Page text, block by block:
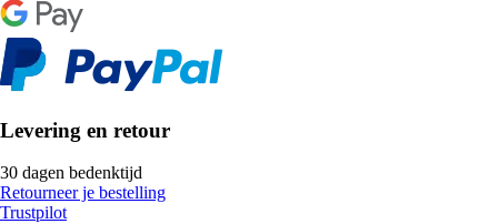
Levering en retour
30 dagen bedenktijd
Retourneer je bestelling
Trustpilot